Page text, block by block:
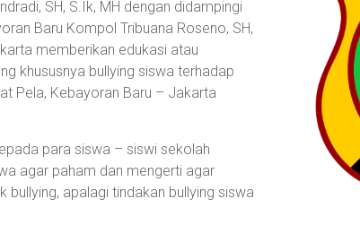
SH, S.Ik, MH dengan didampingi
Baru Kompol Tribuana Roseno, SH,
memberikan edukasi atau
khususnya bullying siswa terhadap
Pela, Kebayoran Baru – Jakarta
para siswa – siswi sekolah
agar paham dan mengerti agar
apalagi tindakan bullying siswa